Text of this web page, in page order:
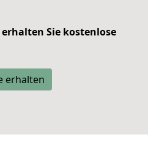
Sie kostenlose
erhalten